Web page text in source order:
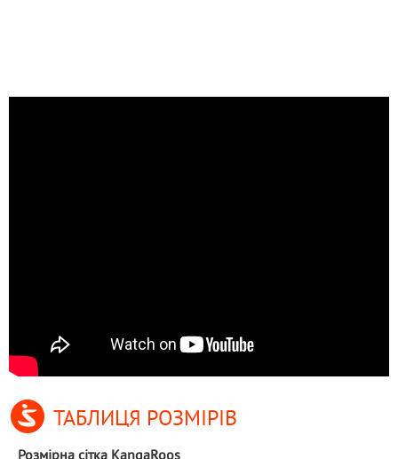
ТАБЛИЦЯ РОЗМІРІВ
Розмірна сітка KangaRoos